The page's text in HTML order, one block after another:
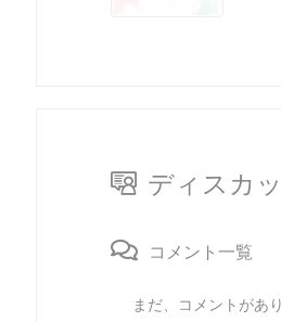
ディスカ
コメント一覧
まだ、コメントがあ